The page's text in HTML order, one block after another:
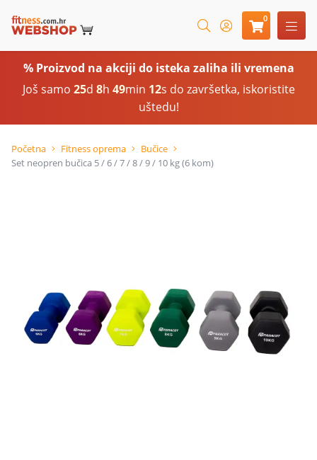
0
% Proizvod na akciji do isteka zaliha ili vremena
Još samo 25d 8h 49min 11s do završetka, iskoristite
uštedu!
Početna Fitness oprema
Bučice
Set neopren bučica 5 / 6 / 7 / 8 / 9 / 10 kg (6 kom)